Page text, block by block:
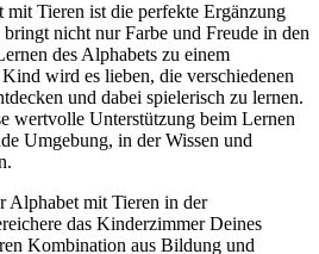
mit Tieren ist die perfekte Ergänzung
nicht nur Farbe und Freude in den
des Alphabets zu einem
wird es lieben, die verschiedenen
und dabei spielerisch zu lernen.
wertvolle Unterstützung beim Lernen
Umgebung, in der Wissen und
Alphabet mit Tieren in der
das Kinderzimmer Deines
Kombination aus Bildung und